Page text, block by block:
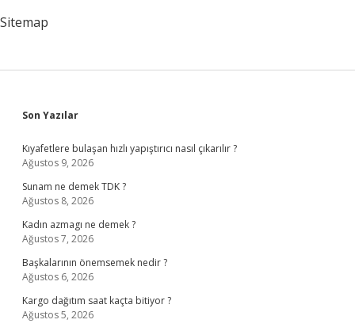
Sitemap
Sidebar
Son Yazılar
Kıyafetlere bulaşan hızlı yapıştırıcı nasıl çıkarılır ?
Ağustos 9, 2026
Sunam ne demek TDK ?
Ağustos 8, 2026
Kadın azmagı ne demek ?
Ağustos 7, 2026
Başkalarının önemsemek nedir ?
Ağustos 6, 2026
Kargo dağıtım saat kaçta bitiyor ?
Ağustos 5, 2026